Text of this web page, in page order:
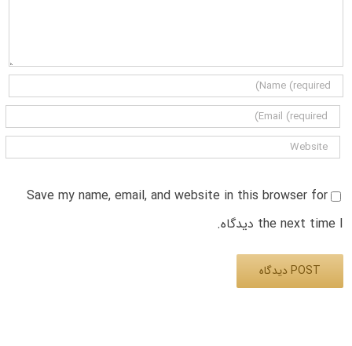
Save my name, email, and website in this browser for
the next time I دیدگاه.